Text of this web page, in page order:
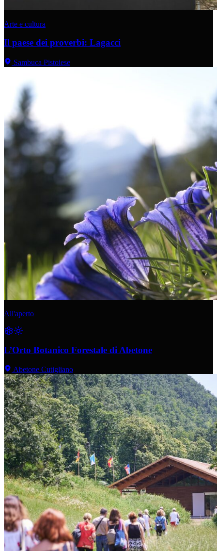
Arte e cultura
Il paese dei proverbi: Lagacci
Sambuca Pistoiese
All'aperto
L’Orto Botanico Forestale di Abetone
Abetone Cutigliano